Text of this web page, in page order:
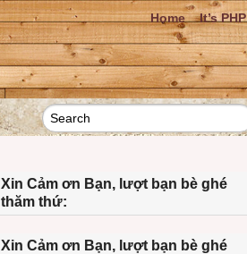
Home It’s PHP
Xin Cảm ơn Bạn, lượt bạn bè ghé
thăm thứ:
Xin Cảm ơn Bạn, lượt bạn bè ghé